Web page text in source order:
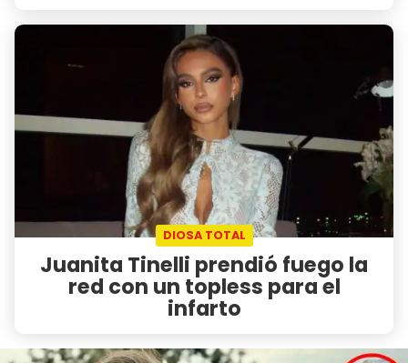
DIOSA TOTAL
Juanita Tinelli prendió fuego la
red con un topless para el
infarto